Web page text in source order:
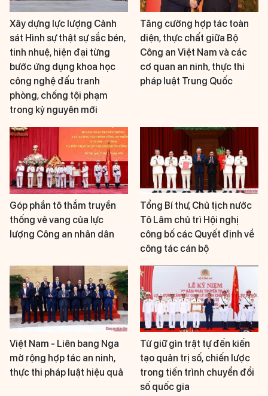
Xây dựng lực lượng Cảnh
sát Hình sự thật sự sắc bén,
tinh nhuệ, hiện đại từng
bước ứng dụng khoa học
công nghệ đấu tranh
phòng, chống tội phạm
trong kỷ nguyên mới
Tăng cường hợp tác toàn
diện, thực chất giữa Bộ
Công an Việt Nam và các
cơ quan an ninh, thực thi
pháp luật Trung Quốc
Góp phần tô thắm truyền
thống vẻ vang của lực
lượng Công an nhân dân
Tổng Bí thư, Chủ tịch nước
Tô Lâm chủ trì Hội nghị
công bố các Quyết định về
công tác cán bộ
Việt Nam - Liên bang Nga
mở rộng hợp tác an ninh,
thực thi pháp luật hiệu quả
Từ giữ gìn trật tự đến kiến
tạo quản trị số, chiến lược
trong tiến trình chuyển đổi
số quốc gia